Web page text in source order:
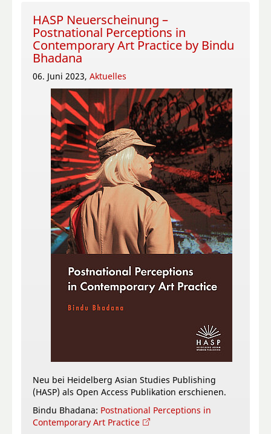
HASP Neuerscheinung –
Postnational Perceptions in
Contemporary Art Practice by Bindu
Bhadana
06. Juni 2023, Aktuelles
Neu bei Heidelberg Asian Studies Publishing
(HASP) als Open Access Publikation erschienen.
Bindu Bhadana: Postnational Perceptions in
Contemporary Art Practice